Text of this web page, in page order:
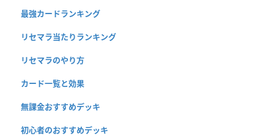
最強カードランキング
リセマラ当たりランキング
リセマラのやり方
カード一覧と効果
無課金おすすめデッキ
初心者のおすすめデッキ